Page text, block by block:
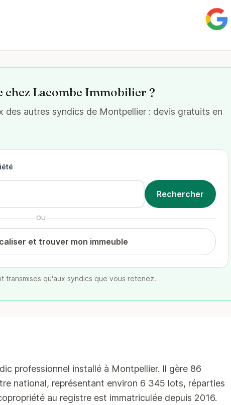
Lacombe Immobilier ?
des autres syndics de Montpellier : devis gratuits en
OU
et trouver mon immeuble
transmises qu'aux syndics que vous retenez.
professionnel installé à Montpellier. Il gère 86
national, représentant environ 6 345 lots, réparties
au registre est immatriculée depuis 2016.